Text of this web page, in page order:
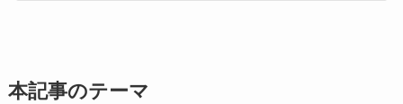
本記事のテーマ